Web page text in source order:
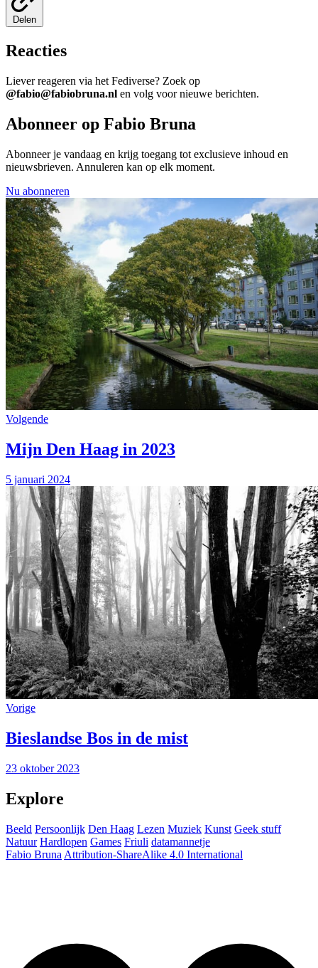
Delen
Reacties
Liever reageren via het Fediverse? Zoek op
@fabio@fabiobruna.nl en volg voor nieuwe berichten.
Abonneer op Fabio Bruna
Abonneer je vandaag en krijg toegang tot exclusieve inhoud en
nieuwsbrieven. Annuleren kan op elk moment.
Nu abonneren
Volgende
Mijn Den Haag in 2023
5 januari 2024
Vorige
Bieslandse Bos in de mist
23 oktober 2023
Explore
Beeld Persoonlijk Den Haag Lezen Muziek Kunst Geek stuff
Natuur Hardlopen Games Friuli datamannetje
Fabio Bruna Attribution-ShareAlike 4.0 International